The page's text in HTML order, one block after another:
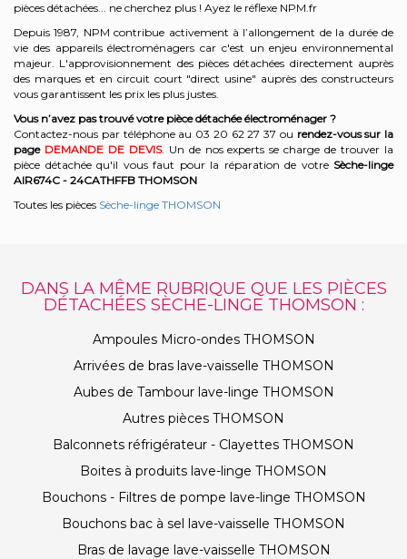
pièces détachées... ne cherchez plus ! Ayez le réflexe NPM.fr
Depuis 1987, NPM contribue activement à l’allongement de la durée de
vie des appareils électroménagers car c'est un enjeu environnemental
majeur. L'approvisionnement des pièces détachées directement auprès
des marques et en circuit court "direct usine" auprès des constructeurs
vous garantissent les prix les plus justes.
Vous n’avez pas trouvé votre pièce détachée électroménager ?
Contactez-nous par téléphone au 03 20 62 27 37 ou rendez-vous sur la
page DEMANDE DE DEVIS. Un de nos experts se charge de trouver la
pièce détachée qu'il vous faut pour la réparation de votre Sèche-linge
AIR674C - 24CATHFFB THOMSON
Toutes les pièces Sèche-linge THOMSON
DANS LA MÊME RUBRIQUE QUE LES PIÈCES
DÉTACHÉES SÈCHE-LINGE THOMSON :
Ampoules Micro-ondes THOMSON
Arrivées de bras lave-vaisselle THOMSON
Aubes de Tambour lave-linge THOMSON
Autres pièces THOMSON
Balconnets réfrigérateur - Clayettes THOMSON
Boites à produits lave-linge THOMSON
Bouchons - Filtres de pompe lave-linge THOMSON
Bouchons bac à sel lave-vaisselle THOMSON
Bras de lavage lave-vaisselle THOMSON